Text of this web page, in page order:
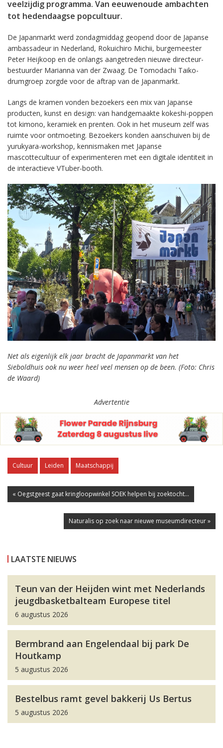
veelzijdig programma. Van eeuwenoude ambachten
tot hedendaagse popcultuur.
De Japanmarkt werd zondagmiddag geopend door de Japanse
ambassadeur in Nederland, Rokuichiro Michii, burgemeester
Peter Heijkoop en de onlangs aangetreden nieuwe directeur-
bestuurder Marianna van der Zwaag. De Tomodachi Taiko-
drumgroep zorgde voor de aftrap van de Japanmarkt.
Langs de kramen vonden bezoekers een mix van Japanse
producten, kunst en design: van handgemaakte kokeshi-poppen
tot kimono, keramiek en prenten. Ook in het museum zelf was
ruimte voor ontmoeting. Bezoekers konden aanschuiven bij de
yurukyara-workshop, kennismaken met Japanse
mascottecultuur of experimenteren met een digitale identiteit in
de interactieve VTuber-booth.
Net als eigenlijk elk jaar bracht de Japanmarkt van het
Sieboldhuis ook nu weer heel veel mensen op de been. (Foto: Chris
de Waard)
Advertentie
Cultuur Leiden Maatschappij
« Oegstgeest gaat kringloopwinkel SOEK helpen bij zoektocht...
Naturalis op zoek naar nieuwe museumdirecteur »
LAATSTE NIEUWS
Teun van der Heijden wint met Nederlands
jeugdbasketbalteam Europese titel
6 augustus 2026
Bermbrand aan Engelendaal bij park De
Houtkamp
5 augustus 2026
Bestelbus ramt gevel bakkerij Us Bertus
5 augustus 2026